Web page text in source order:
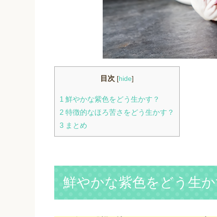
目次 [hide]
1 鮮やかな紫色をどう生かす？
2 特徴的なほろ苦さをどう生かす？
3 まとめ
鮮やかな紫色をどう生